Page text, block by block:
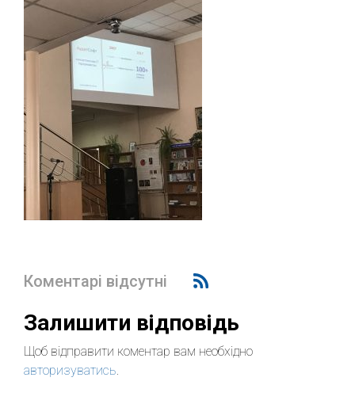
Коментарі відсутні
Залишити відповідь
Щоб відправити коментар вам необхідно
авторизуватись.